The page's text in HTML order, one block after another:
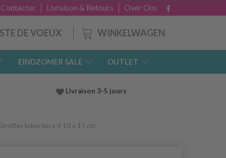
Over Ons
Livraison & Retours
WINKELWAGEN
DE VOEUX
EINDZOMER SALE OUTLET
Livraison 3-5 jours
Schorten x 4 10 x 15 cm